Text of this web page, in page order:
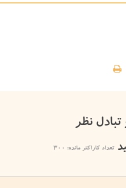
نظر
تعداد کاراکتر مانده: 300